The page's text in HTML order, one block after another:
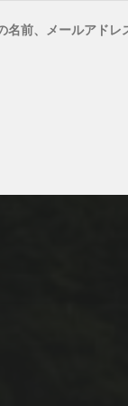
名前、メールアドレ